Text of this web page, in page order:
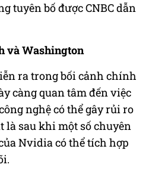
tuyên bố được CNBC dẫn
và Washington
ra trong bối cảnh chính
càng quan tâm đến việc
nghệ có thể gây rủi ro
là sau khi một số chuyên
Nvidia có thể tích hợp